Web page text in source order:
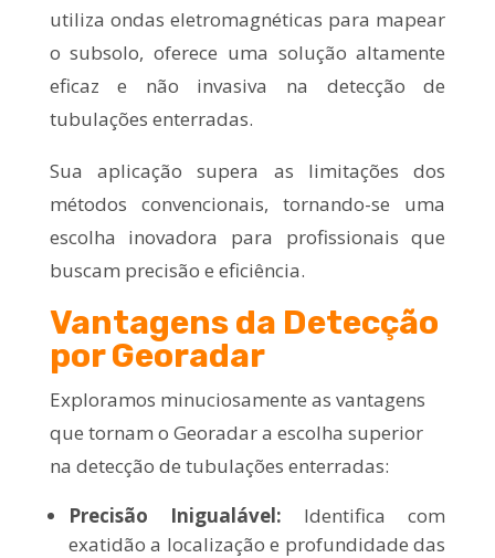
utiliza ondas eletromagnéticas para mapear
o subsolo, oferece uma solução altamente
eficaz e não invasiva na detecção de
tubulações enterradas.
Sua aplicação supera as limitações dos
métodos convencionais, tornando-se uma
escolha inovadora para profissionais que
buscam precisão e eficiência.
Vantagens da Detecção
por Georadar
Exploramos minuciosamente as vantagens
que tornam o Georadar a escolha superior
na detecção de tubulações enterradas:
Precisão Inigualável: Identifica com
exatidão a localização e profundidade das